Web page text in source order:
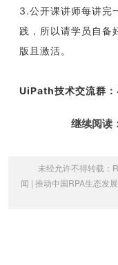
3.公开课讲师每讲完
践，所以请学员自备
版且激活。
UiPath技术交流群：
继续阅读：
未经允许不得转载：
闻 | 推动中国RPA生态发